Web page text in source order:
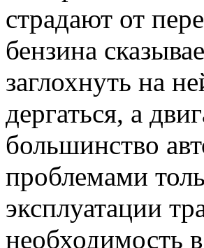
страдают от
бензина
заглохнуть на
дергаться, а
большинство
проблемами
эксплуатации
необходимость